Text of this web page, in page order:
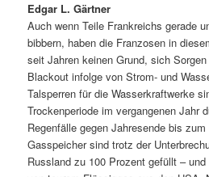
Edgar L. Gärtner
Auch wenn Teile Frankreichs gerade
bibbern, haben die Franzosen in
seit Jahren keinen Grund, sich
Blackout infolge von Strom- und
Talsperren für die Wasserkraftwerke
Trockenperiode im vergangenen Jahr
Regenfälle gegen Jahresende bis
Gasspeicher sind trotz der
Russland zu 100 Prozent gefüllt –